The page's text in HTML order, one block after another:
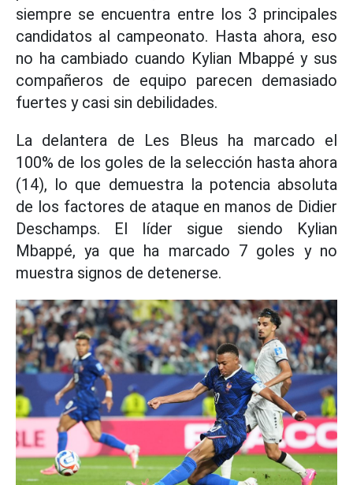
siempre se encuentra entre los 3 principales
candidatos al campeonato. Hasta ahora, eso
no ha cambiado cuando Kylian Mbappé y sus
compañeros de equipo parecen demasiado
fuertes y casi sin debilidades.
La delantera de Les Bleus ha marcado el
100% de los goles de la selección hasta ahora
(14), lo que demuestra la potencia absoluta
de los factores de ataque en manos de Didier
Deschamps. El líder sigue siendo Kylian
Mbappé, ya que ha marcado 7 goles y no
muestra signos de detenerse.